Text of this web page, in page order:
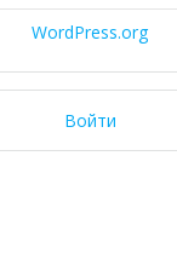
WordPress.org
Войти